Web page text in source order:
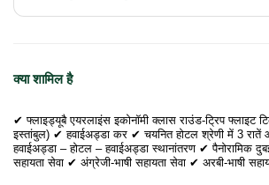
क्या शामिल है
✔ फ्लाइड्यूबै एयरलाइंस इकोनॉमी क्लास राउंड-ट्रिप फ्लाइट
इस्तांबुल) ✔ हवाईअड्डा कर ✔ चयनित होटल श्रेणी में 3 रातें
हवाईअड्डा – होटल – हवाईअड्डा स्थानांतरण ✔ पैनोरामिक
सहायता सेवा ✔ अंग्रेजी-भाषी सहायता सेवा ✔ अरबी-भाषी